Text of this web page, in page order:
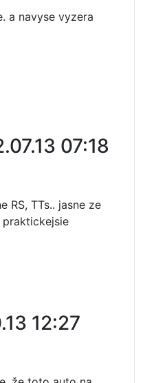
a navyse vyzera
07:18
RS, TTs.. jasne ze
praktickejsie
12:27